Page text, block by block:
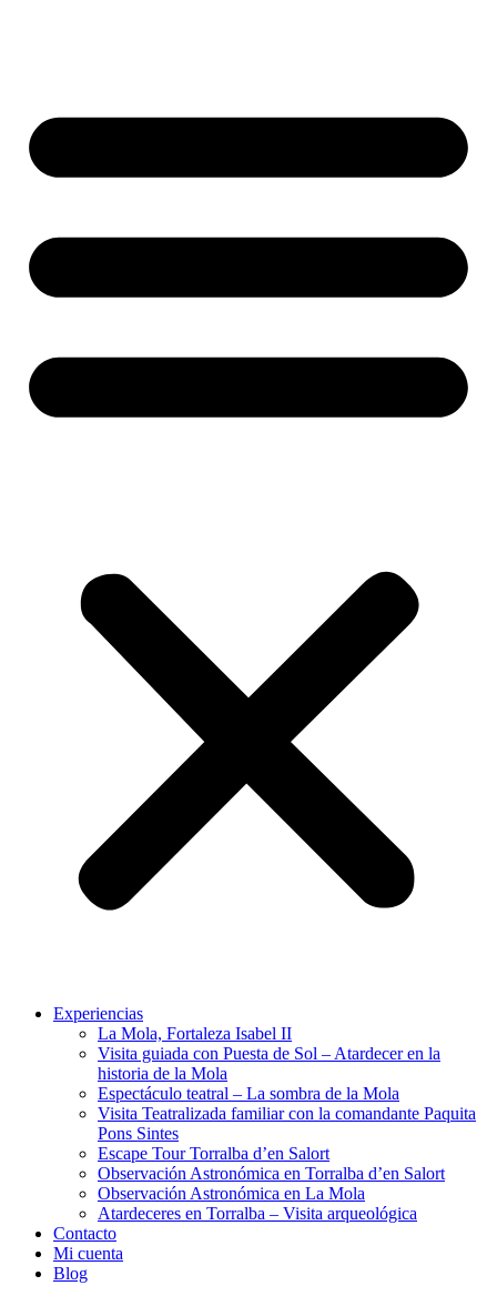
Experiencias
La Mola, Fortaleza Isabel II
Visita guiada con Puesta de Sol – Atardecer en la
historia de la Mola
Espectáculo teatral – La sombra de la Mola
Visita Teatralizada familiar con la comandante Paquita
Pons Sintes
Escape Tour Torralba d’en Salort
Observación Astronómica en Torralba d’en Salort
Observación Astronómica en La Mola
Atardeceres en Torralba – Visita arqueológica
Contacto
Mi cuenta
Blog